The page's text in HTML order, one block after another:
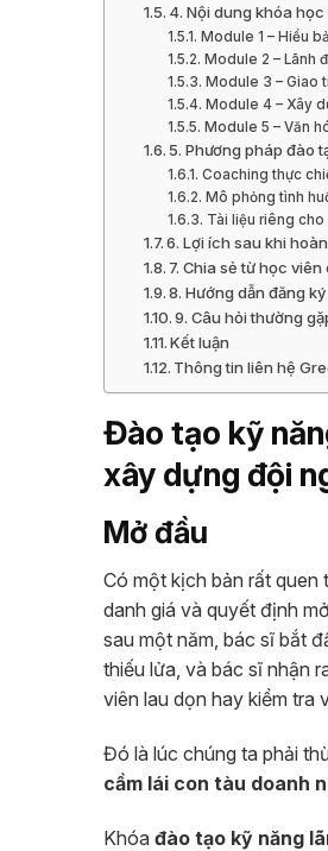
4. Nội dung khóa
Module 1 – Hiểu
Module 2 – Lãnh
Module 3 – Giao
Module 4 – Xây
Module 5 – Văn
5. Phương pháp đào
Coaching thực
Mô phỏng tình
Tài liệu riêng cho
6. Lợi ích sau khi
7. Chia sẻ từ học
8. Hướng dẫn đăng
9. Câu hỏi thường
Kết luận
Thông tin liên hệ
Đào tạo kỹ
xây dựng đội
Mở đầu
Có một kịch bản rất
danh giá và quyết định
sau một năm, bác sĩ bắt
thiếu lửa, và bác sĩ nhận
viên lau dọn hay kiểm tra
Đó là lúc chúng ta phải
cầm lái con tàu doanh
Khóa đào tạo kỹ năng